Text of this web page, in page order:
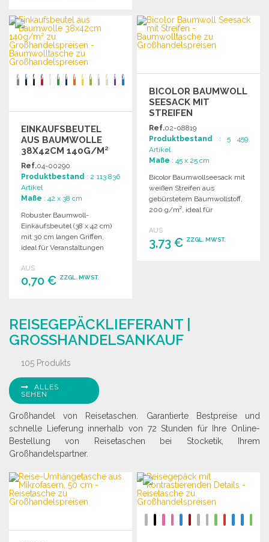
BESTELLEN
Angebot anfordern
EINKAUFSBEUTEL
AUS BAUMWOLLE
38X42CM 140G/M²
ZU
GROSSHANDELSPREISEN
Ref.04-00290
Produktbestand : 2 113 836
Artikel
Maße : 42 x 38 cm
Robuster Baumwoll-
Einkaufsbeutel (38 x 42 cm)
mit 30 cm langen Griffen,
ideal für Veranstaltungen
Maximale Tragfähigkeit: 5 kg.
AUS
0,70 € ZZGL. MWST.
Angebot anfordern
BICOLOR BAUMWOLL
SEESACK MIT
STREIFEN
Ref.02-08819
Produktbestand : 5 459
Artikel
Maße : 45 x 25 cm
Bicolor Baumwollseesack mit
weißen Streifen aus
gebürstetem Baumwollstoff,
200 g/m², ideal für
Einsatzmöglichkeiten.
AUS
3,73 € ZZGL. MWST.
REISEGEPÄCKLIEFERANT |
GROSSHANDELSANKAUF
105 Produkts
ALLES
SEHEN
Großhandel von Reisetaschen. Garantierte Bestpreise und
schnelle Lieferung innerhalb von 72 Stunden für Ihre Online-
Bestellung von Reisetaschen bei Stocketik, Ihrem
Großhandelspartner.